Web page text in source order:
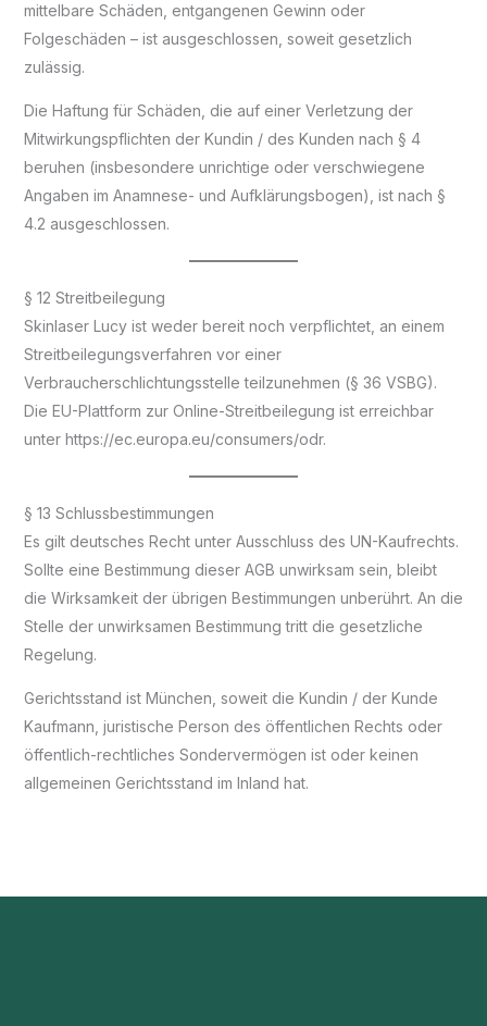
mittelbare Schäden, entgangenen Gewinn oder
Folgeschäden – ist ausgeschlossen, soweit gesetzlich
zulässig.
Die Haftung für Schäden, die auf einer Verletzung der
Mitwirkungspflichten der Kundin / des Kunden nach § 4
beruhen (insbesondere unrichtige oder verschwiegene
Angaben im Anamnese- und Aufklärungsbogen), ist nach §
4.2 ausgeschlossen.
§ 12 Streitbeilegung
Skinlaser Lucy ist weder bereit noch verpflichtet, an einem
Streitbeilegungsverfahren vor einer
Verbraucherschlichtungsstelle teilzunehmen (§ 36 VSBG).
Die EU-Plattform zur Online-Streitbeilegung ist erreichbar
unter https://ec.europa.eu/consumers/odr.
§ 13 Schlussbestimmungen
Es gilt deutsches Recht unter Ausschluss des UN-Kaufrechts.
Sollte eine Bestimmung dieser AGB unwirksam sein, bleibt
die Wirksamkeit der übrigen Bestimmungen unberührt. An die
Stelle der unwirksamen Bestimmung tritt die gesetzliche
Regelung.
Gerichtsstand ist München, soweit die Kundin / der Kunde
Kaufmann, juristische Person des öffentlichen Rechts oder
öffentlich-rechtliches Sondervermögen ist oder keinen
allgemeinen Gerichtsstand im Inland hat.